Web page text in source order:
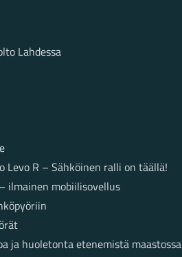
Lahdessa
Levo R – Sähköinen ralli on täällä!
ilmainen mobiilisovellus
ja huoletonta etenemistä maastossa